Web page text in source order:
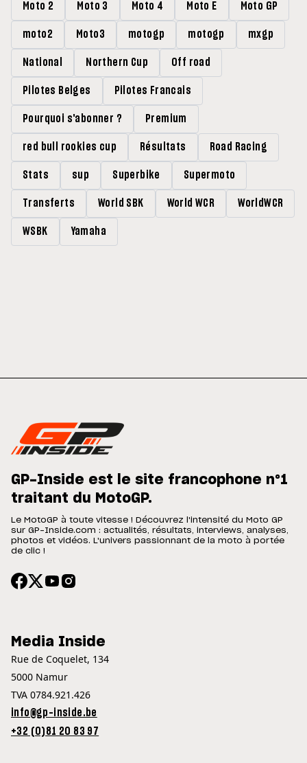
Moto 2 Moto 3 Moto 4 Moto E Moto GP
moto2 Moto3 motogp motogp mxgp
National Northern Cup Off road
Pilotes Belges Pilotes Francais
Pourquoi s'abonner ? Premium
red bull rookies cup Résultats Road Racing
Stats sup Superbike Supermoto
Transferts World SBK World WCR WorldWCR
WSBK Yamaha
GP-Inside est le site francophone n°1
traitant du MotoGP.
Le MotoGP à toute vitesse ! Découvrez l'intensité du Moto GP
sur GP-Inside.com : actualités, résultats, interviews, analyses,
photos et vidéos. L'univers passionnant de la moto à portée
de clic !
Media Inside
Rue de Coquelet, 134
5000 Namur
TVA 0784.921.426
info@gp-inside.be
+32 (0)81 20 83 97